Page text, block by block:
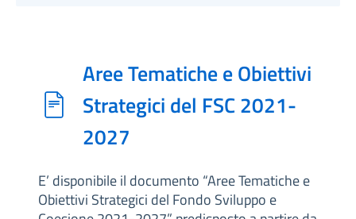
Aree Tematiche e Obiettivi
Strategici del FSC 2021-
2027
E’ disponibile il documento “Aree Tematiche e
Obiettivi Strategici del Fondo Sviluppo e